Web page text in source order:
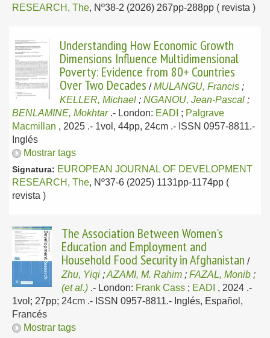
RESEARCH, The, Nº38-2 (2026) 267pp-288pp ( revista )
Understanding How Economic Growth
Dimensions Influence Multidimensional
Poverty: Evidence from 80+ Countries
Over Two Decades /MULANGU, Francis ;
KELLER, Michael ; NGANOU, Jean-Pascal ;
BENLAMINE, Mokhtar .- London: EADI ; Palgrave
Macmillan , 2025 .- 1vol, 44pp, 24cm .- ISSN 0957-8811.-
Inglés
Mostrar tags
Signatura: EUROPEAN JOURNAL OF DEVELOPMENT
RESEARCH, The, Nº37-6 (2025) 1131pp-1174pp (
revista )
The Association Between Women's
Education and Employment and
Household Food Security in Afghanistan /
Zhu, Yiqi ;AZAMI, M. Rahim ; FAZAL, Monib ;
(et al.) .- London: Frank Cass ; EADI , 2024 .-
1vol; 27pp; 24cm .- ISSN 0957-8811.- Inglés, Español,
Francés
Mostrar tags